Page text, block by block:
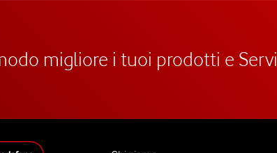
migliore i tuoi prodotti e